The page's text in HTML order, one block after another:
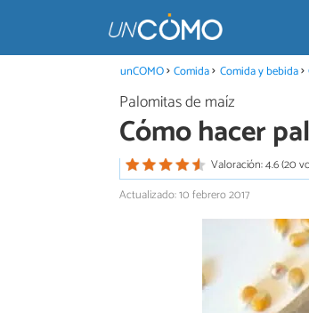
unCOMO Comida Comida y bebida
Palomitas de maíz
Cómo hacer
Valoración: 4.6 (20
Actualizado: 10 febrero 2017